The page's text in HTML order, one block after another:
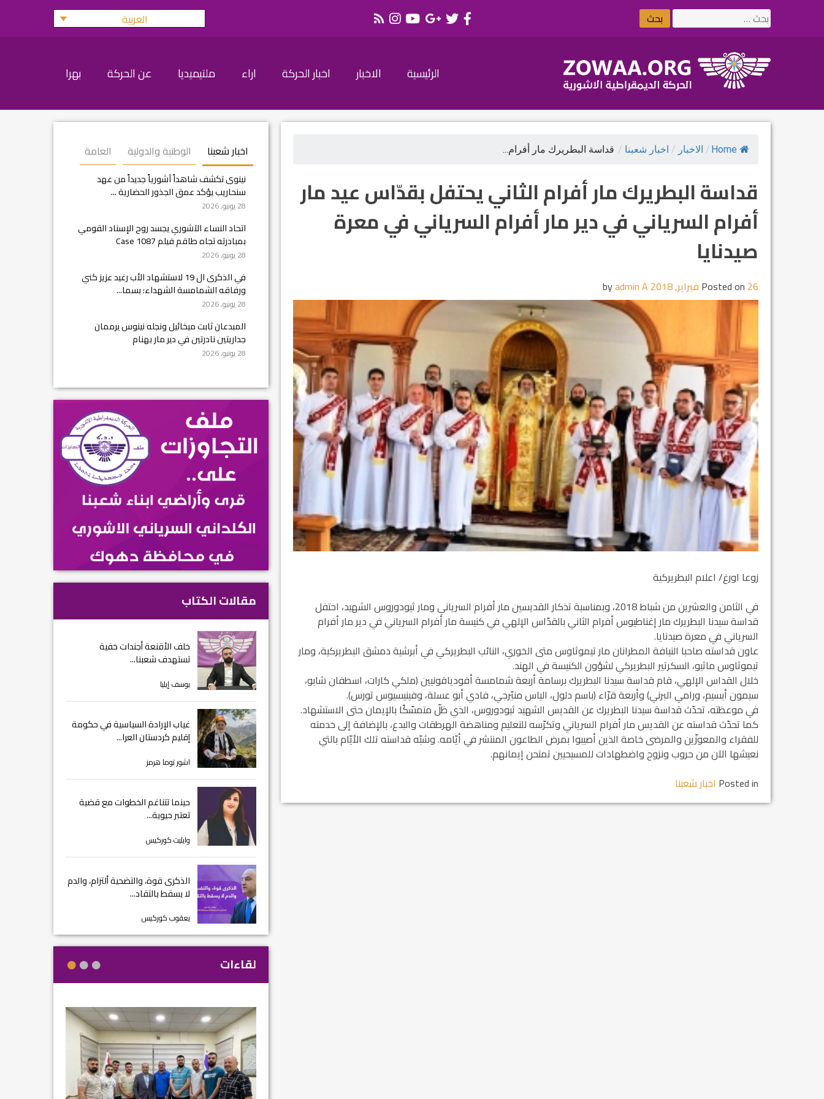
البحث
عن:
العربية
الرئيسية الاخبار اخبار الحركة اراء ملتيميديا عن الحركة بهرا
Home
/ الاخبار / اخبار شعبنا / قداسة البطريرك مار أفرام...
قداسة البطريرك مار أفرام الثاني يحتفل بقدّاس عيد مار
أفرام السرياني في دير مار أفرام السرياني في معرة
صيدنايا
Posted on 26 فبراير, 2018 admin A
زوعا اورغ/ اعلام البطريركية
في الثامن والعشرين من شباط 2018، وبمناسبة تذكار القديسين مار أفرام السرياني ومار ثيودوروس الشهيد، احتفل
قداسة سيدنا البطريرك مار إغناطيوس أفرام الثاني بالقدّاس الإلهي في كنيسة مار أفرام السرياني في دير مار أفرام
السرياني في معرة صيدنايا.
عاون قداسته صاحبا النيافة المطرانان مار تيموثاوس متى الخوري، النائب البطريركي في أبرشية دمشق البطريركية، ومار
تيموثاوس ماثيو، السكرتير البطريركي لشؤون الكنيسة في الهند.
خلال القداس الإلهي، قام قداسة سيدنا البطريرك برسامة أربعة شمامسة أفودياقونيين (ملكي كارات، اسطفان شابو،
سيمون أبسيم، ورامي البرني) وأربعة قرّاء (باسم دلول، الياس منيّرجي، فادي أبو عسلة، وفينيسيوس تورس).
في موعظته، تحدّث قداسة سيدنا البطريرك عن القديس الشهيد ثيودوروس، الذي ظلّ متمسّكًا بالإيمان حتى الاستشهاد.
كما تحدّث قداسته عن القديس مار أفرام السرياني وتكرّسه للتعليم ومناهضة الهرطقات والبدع، بالإضافة إلى خدمته
للفقراء والمعوزّين والمرضى خاصة الذين أصيبوا بمرض الطاعون المنتشر في أيّامه. وشبّه قداسته تلك الأيّام بالتي
نعيشها الآن من حروب ونزوح واضطهادات للمسيحيين تمتحن إيمانهم.
Posted in اخبار شعبنا
اخبار شعبنا الوطنية والدولية العامة
نينوى تكشف شاهداً آشورياً جديداً من عهد
سنحاريب يؤكد عمق الجذور الحضارية ...
28 يونيو, 2026
اتحاد النساء الآشوري يجسد روح الإسناد القومي
بمبادرته تجاه طاقم فيلم Case 1087
28 يونيو, 2026
في الذكرى ال 19 لاستشهاد الأب رغيد عزيز كني
ورفاقه الشمامسة الشهداء: بسما...
28 يونيو, 2026
المبدعان ثابت ميخائيل ونجله نينوس يرممان
جداريتين نادرتين في دير مار بهنام
28 يونيو, 2026
مقالات الكتاب
خلف الأقنعة أجندات خفية
تستهدف شعبنا...
يوسف إيليا
غياب الإرادة السياسية في حكومة
إقليم كردستان العرا...
اشور توما هرمز
حينما تتناغم الخطوات مع قضية
تعتبر حيوية...
وايليت كوركيس
الذكرى قوة، والتضحية ألتزام، والدم
لا يسقط بالتقاد...
يعقوب كوركيس
لقاءات